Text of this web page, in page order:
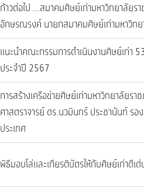
ก้าวต่อไป ...สมาคมศิษย์เก่ามหาวิทยาลัยร
อักษรณรงค์ นายกสมาคมศิษย์เก่ามหาวิท
แนะนำคณะกรรมการดำเนินงานศิษย์เก่า
ประจำปี 2567
การสร้างเครือข่ายศิษย์เก่ามหาวิทยาลัยร
ศาสตราจารย์ ดร.นวมินทร์ ประชานันท์ รอ
ประเทศ
พิธีมอบโล่และเกียรติบัตรให้กับศิษย์เก่าดีเด่